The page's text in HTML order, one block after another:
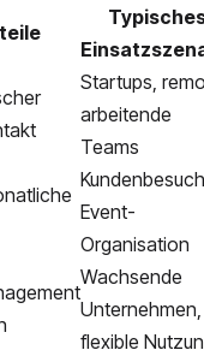
Startups,
arbeitende
Teams
Event-
Organisation
Wachsende
Unternehmen,
flexible